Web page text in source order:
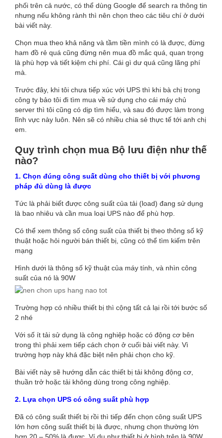
phối trên cả nước, có thể dùng Google để search ra thông tin
nhưng nếu không rành thì nên chọn theo các tiêu chí ở dưới
bài viết này.
Chọn mua theo khả năng và tầm tiền mình có là được, đừng
ham đồ rẻ quá cũng đừng nên mua đồ mắc quá, quan trọng
là phù hợp và tiết kiệm chi phí. Cái gì dư quá cũng lãng phí
mà.
Trước đây, khi tôi chưa tiếp xúc với UPS thì khi bà chị trong
công ty bảo tôi đi tìm mua về sử dụng cho cái máy chủ
server thì tôi cũng có dịp tìm hiểu, và sau đó được làm trong
lĩnh vực này luôn. Nên sẽ có nhiều chia sẻ thực tế tới anh chị
em.
Quy trình chọn mua Bộ lưu điện như thế
nào?
1. Chọn đúng công suất dùng cho thiết bị với phương
pháp đủ dùng là được
Tức là phải biết được công suất của tải (load) đang sử dụng
là bao nhiêu và cần mua loại UPS nào để phù hợp.
Có thể xem thông số công suất của thiết bị theo thông số kỹ
thuật hoặc hỏi người bán thiết bị, cũng có thể tìm kiếm trên
mạng
Hình dưới là thông số kỹ thuật của máy tính, và nhìn công
suất của nó là 90W
Trường hợp có nhiều thiết bị thì cộng tất cả lại rồi tới bước số
2 nhé
Với số ít tải sử dụng là công nghiệp hoặc có động cơ bên
trong thì phải xem tiếp cách chọn ở cuối bài viết này. Vì
trường hợp này khá đặc biệt nên phải chọn cho kỹ.
Bài viết này sẽ hướng dẫn các thiết bị tải không động cơ,
thuần trở hoặc tải không dùng trong công nghiệp.
2. Lựa chọn UPS có công suất phù hợp
Đã có công suất thiết bị rồi thì tiếp đến chọn công suất UPS
lớn hơn công suất thiết bị là được, nhưng chọn thường lớn